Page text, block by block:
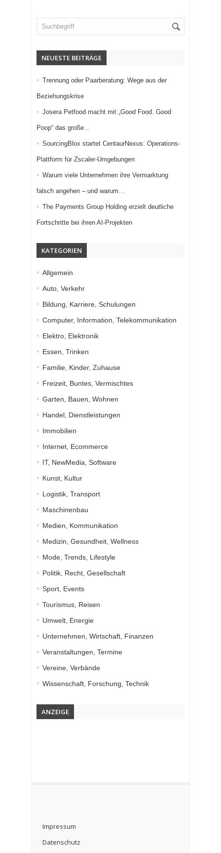
NEUESTE BEITRÄGE
Trennung oder Paarberatung: Wege aus der
Beziehungskrise
Josera Petfood macht mit „Good Food. Good
Poop“ das große…
SourcingBlox startet CentaurNexus: Operations-
Plattform für Zscaler-Umgebungen
Warum viele Unternehmen ihre Vermarktung
falsch angehen – und warum…
The Payments Group Holding erzielt deutliche
Fortschritte bei ihren AI-Projekten
KATEGORIEN
Allgemein
Auto, Verkehr
Bildung, Karriere, Schulungen
Computer, Information, Telekommunikation
Elektro, Elektronik
Essen, Trinken
Familie, Kinder, Zuhause
Freizeit, Buntes, Vermischtes
Garten, Bauen, Wohnen
Handel, Dienstleistungen
Immobilien
Internet, Ecommerce
IT, NewMedia, Software
Kunst, Kultur
Logistik, Transport
Maschinenbau
Medien, Kommunikation
Medizin, Gesundheit, Wellness
Mode, Trends, Lifestyle
Politik, Recht, Gesellschaft
Sport, Events
Tourismus, Reisen
Umwelt, Energie
Unternehmen, Wirtschaft, Finanzen
Veranstaltungen, Termine
Vereine, Verbände
Wissenschaft, Forschung, Technik
ANZEIGE
Impressum
Datenschutz